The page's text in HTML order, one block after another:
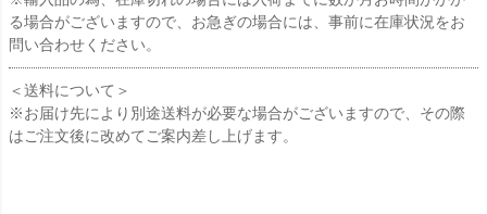
る場合がございますので、お急ぎの場合には、事前に在庫状況をお
問い合わせください。
＜送料について＞
※お届け先により別途送料が必要な場合がございますので、その際
はご注文後に改めてご案内差し上げます。